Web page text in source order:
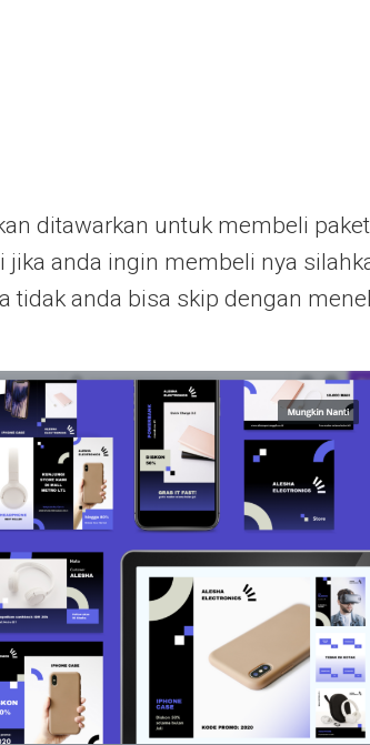
ditawarkan untuk membeli paket
anda ingin membeli nya
tidak anda bisa skip dengan